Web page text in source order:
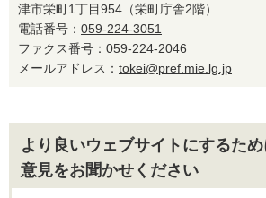
津市栄町1丁目954（栄町庁舎2階）
電話番号： 059-224-3051
ファクス番号：059-224-2046
メールアドレス： tokei@pref.mie.lg.jp
より良いウェブサイトにするた
意見をお聞かせください